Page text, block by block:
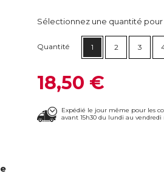
Sélectionnez une quantité
Quantité 1 2 3
18,50 €
Expédié le jour même pour les
avant 15h30 du lundi au vendredi